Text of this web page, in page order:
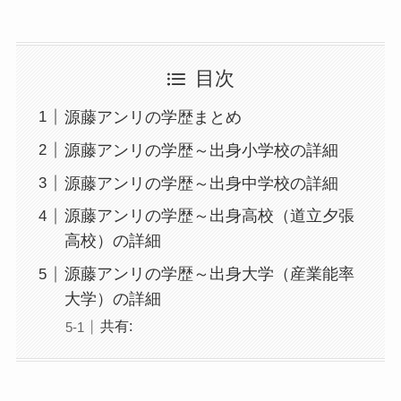
目次
源藤アンリの学歴まとめ
源藤アンリの学歴～出身小学校の詳細
源藤アンリの学歴～出身中学校の詳細
源藤アンリの学歴～出身高校（道立夕張
高校）の詳細
源藤アンリの学歴～出身大学（産業能率
大学）の詳細
共有: